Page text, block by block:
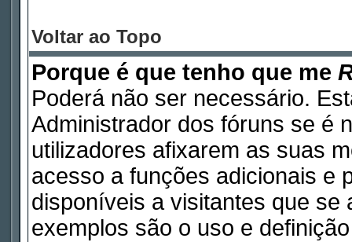
Voltar ao Topo
Porque é que tenho que me
Poderá não ser necessário.
Administrador dos fóruns se é
utilizadores afixarem as suas
acesso a funções adicionais e
disponíveis a visitantes que se
exemplos são o uso e